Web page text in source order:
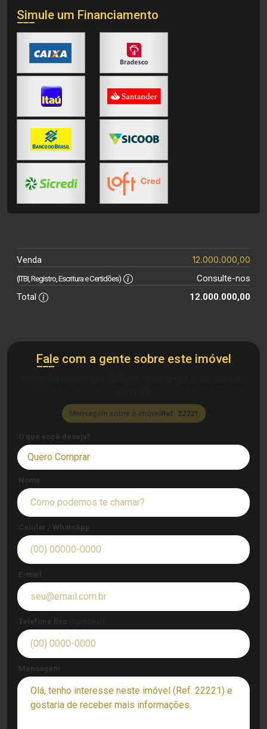
Simule um Financiamento
Venda 12.000.000,00
(ITBI, Registro, Escritura e Certidões)
Consulte-nos
Total
12.000.000,00
Fale com a gente sobre este imóvel
Mensagem sobre o imóvel Ref. 22221
O que você deseja?
Quero Comprar
Nome
Celular / WhatsApp
E-mail
Telefone fixo
Mensagem